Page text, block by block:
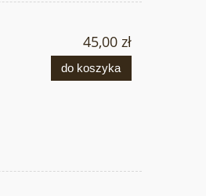
45,00 zł
do koszyka